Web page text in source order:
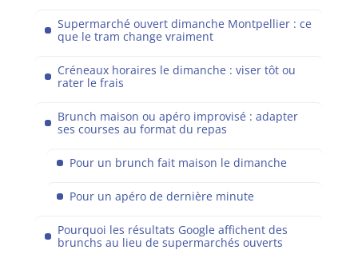
Supermarché ouvert dimanche Montpellier : ce
que le tram change vraiment
Créneaux horaires le dimanche : viser tôt ou
rater le frais
Brunch maison ou apéro improvisé : adapter
ses courses au format du repas
Pour un brunch fait maison le dimanche
Pour un apéro de dernière minute
Pourquoi les résultats Google affichent des
brunchs au lieu de supermarchés ouverts